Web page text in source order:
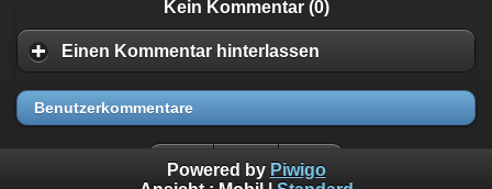
Kein Kommentar (0)
Einen Kommentar hinterlassen
Benutzerkommentare
Powered by Piwigo